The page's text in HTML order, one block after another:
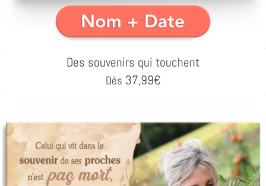
Des souvenirs qui touchent
Dès 37,99€